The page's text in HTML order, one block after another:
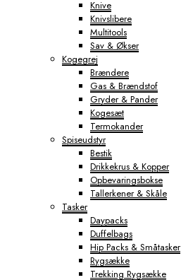
Knive
Knivslibere
Multitools
Sav & Økser
Kogegrej
Brændere
Gas & Brændstof
Gryder & Pander
Kogesæt
Termokander
Spiseudstyr
Bestik
Drikkekrus & Kopper
Opbevaringsbokse
Tallerkener & Skåle
Tasker
Daypacks
Duffelbags
Hip Packs & Småtasker
Rygsække
Trekking Rygsække